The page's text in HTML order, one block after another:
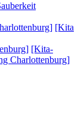
[Kita
[Kita-
Charlottenburg]